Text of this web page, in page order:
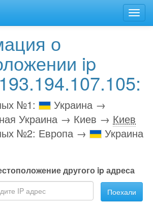
о
ip
№1:
Украина →
Украина → Киев → Киев
№2: Европа →
Украина
другого ip адреса
Поехали